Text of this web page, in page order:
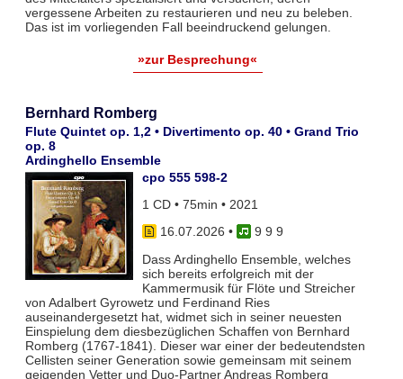
vergessene Arbeiten zu restaurieren und neu zu beleben.
Das ist im vorliegenden Fall beeindruckend gelungen.
»zur Besprechung«
Bernhard Romberg
Flute Quintet op. 1,2 • Divertimento op. 40 • Grand Trio
op. 8
Ardinghello Ensemble
cpo 555 598-2
1 CD • 75min • 2021
16.07.2026 •
9 9 9
Dass Ardinghello Ensemble, welches
sich bereits erfolgreich mit der
Kammermusik für Flöte und Streicher
von Adalbert Gyrowetz und Ferdinand Ries
auseinandergesetzt hat, widmet sich in seiner neuesten
Einspielung dem diesbezüglichen Schaffen von Bernhard
Romberg (1767-1841). Dieser war einer der bedeutendsten
Cellisten seiner Generation sowie gemeinsam mit seinem
geigenden Vetter und Duo-Partner Andreas Romberg